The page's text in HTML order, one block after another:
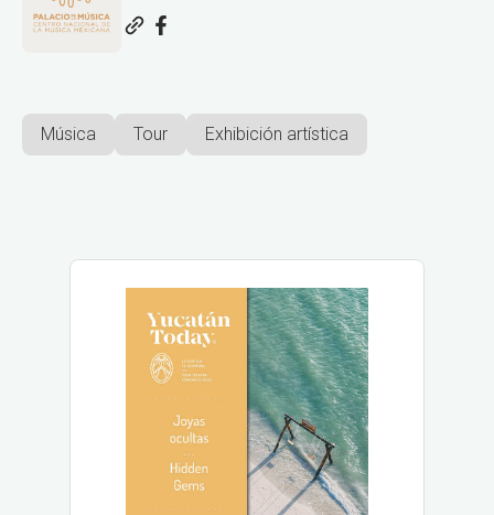
Música Tour Exhibición artística